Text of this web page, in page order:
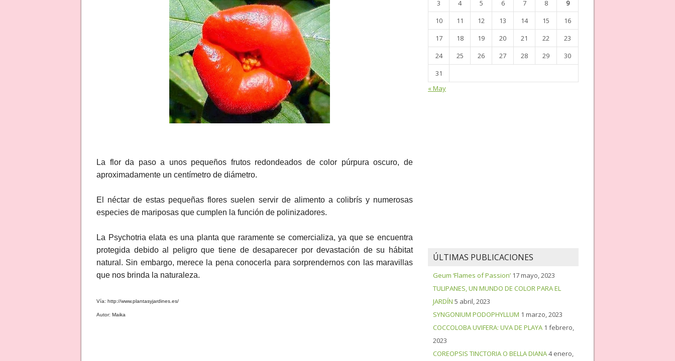
La flor da paso a unos pequeños frutos redondeados de color púrpura oscuro, de
aproximadamente un centímetro de diámetro.
El néctar de estas pequeñas flores suelen servir de alimento a colibrís y numerosas
especies de mariposas que cumplen la función de polinizadores.
La Psychotria elata es una planta que raramente se comercializa, ya que se encuentra
protegida debido al peligro que tiene de desaparecer por devastación de su hábitat
natural. Sin embargo, merece la pena conocerla para sorprendernos con las maravillas
que nos brinda la naturaleza.
Vía: http://www.plantasyjardines.es/
Autor: Maika
3
4 5 6 7 8
9
10
11 12 13 14 15
16
17
18 19 20 21 22
23
24
25 26 27 28 29
30
31
« May
ÚLTIMAS PUBLICACIONES
Geum ‘Flames of Passion’ 17 mayo, 2023
TULIPANES, UN MUNDO DE COLOR PARA EL
JARDÍN 5 abril, 2023
SYNGONIUM PODOPHYLLUM 1 marzo, 2023
COCCOLOBA UVIFERA: UVA DE PLAYA 1 febrero,
2023
COREOPSIS TINCTORIA O BELLA DIANA4 enero,